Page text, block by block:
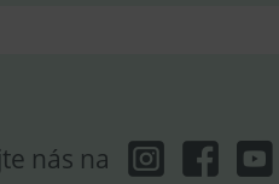
nás na